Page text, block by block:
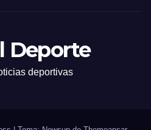
Deporte
deportivas